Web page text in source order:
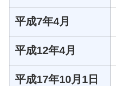
平成7年4月
平成12年4月
平成17年10月1日